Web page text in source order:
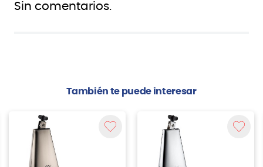
Sin comentarios.
También te puede interesar